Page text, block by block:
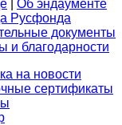
Об эндаументе
Русфонда
документы
и благодарности
на новости
сертификаты